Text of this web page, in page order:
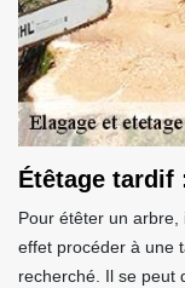
Étêtage tardif
Pour étêter un
effet procéder à une
recherché. Il se peut